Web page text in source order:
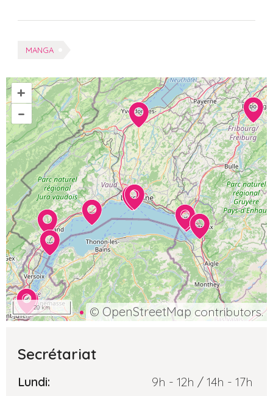
Tags:
MANGA
© OpenStreetMap contributors.
+
–
20 km
Secrétariat
Lundi:
9h - 12h / 14h - 17h